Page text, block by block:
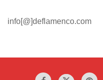
info[@]deflamenco.com